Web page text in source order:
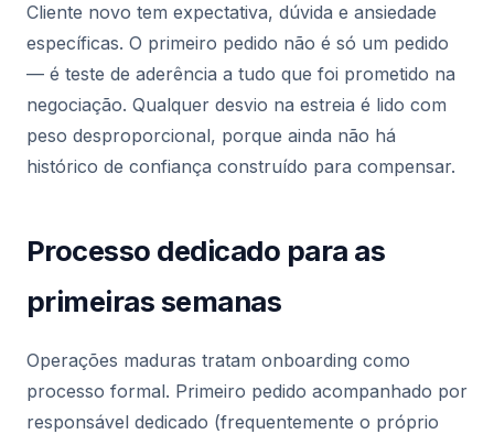
Cliente novo tem expectativa, dúvida e ansiedade
específicas. O primeiro pedido não é só um pedido
— é teste de aderência a tudo que foi prometido na
negociação. Qualquer desvio na estreia é lido com
peso desproporcional, porque ainda não há
histórico de confiança construído para compensar.
Processo dedicado para as
primeiras semanas
Operações maduras tratam onboarding como
processo formal. Primeiro pedido acompanhado por
responsável dedicado (frequentemente o próprio